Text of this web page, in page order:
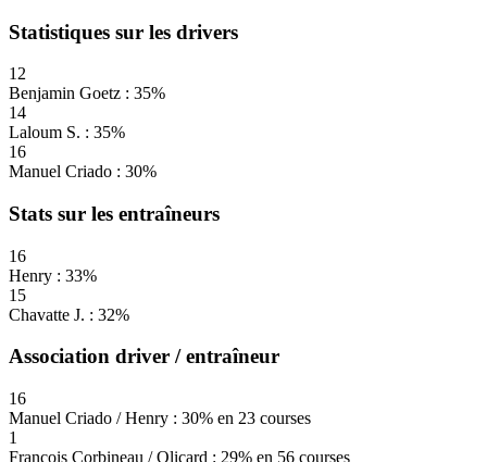
Statistiques sur les drivers
12
Benjamin Goetz : 35%
14
Laloum S. : 35%
16
Manuel Criado : 30%
Stats sur les entraîneurs
16
Henry : 33%
15
Chavatte J. : 32%
Association driver / entraîneur
16
Manuel Criado / Henry : 30% en 23 courses
1
François Corbineau / Olicard : 29% en 56 courses